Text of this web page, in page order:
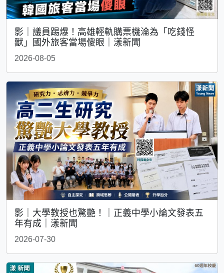
影｜議員踢爆！高雄輕軌購票機淪為「吃錢怪
獸」國外旅客當場傻眼｜漾新聞
2026-08-05
影｜大學教授也驚艷！｜正義中學小論文發表五
年有成｜漾新聞
2026-07-30